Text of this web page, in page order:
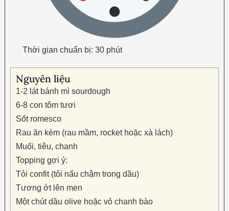
Thời gian chuẩn bị: 30 phút
Nguyên liệu
1-2 lát bánh mì sourdough
6-8 con tôm tươi
Sốt romesco
Rau ăn kèm (rau mầm, rocket hoặc xà lách)
Muối, tiêu, chanh
Topping gợi ý:
Tỏi confit (tỏi nấu chậm trong dầu)
Tương ớt lên men
Một chút dầu olive hoặc vỏ chanh bào